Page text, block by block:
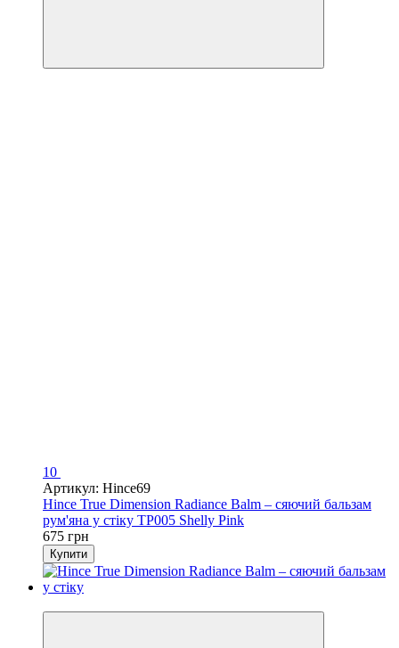
10
Артикул: Hince69
Hince True Dimension Radiance Balm – сяючий бальзам
рум'яна у стіку TP005 Shelly Pink
675 грн
Купити